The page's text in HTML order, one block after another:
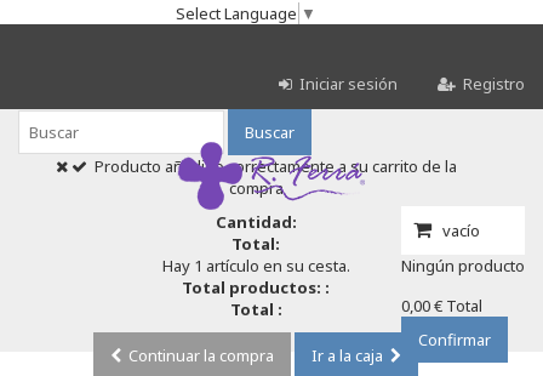
Select Language ▼
Iniciar sesión Registro
Buscar
vacío
Ningún producto
0,00 € Total
Confirmar
Producto añadido correctamente a su carrito de la
compra
Cantidad:
Total:
Hay 1 artículo en su cesta.
Total productos: :
Total :
Continuar la compra
Ir a la caja